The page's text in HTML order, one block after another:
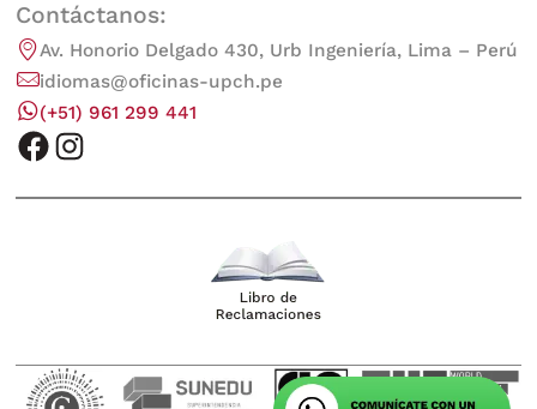
Contáctanos:
Av. Honorio Delgado 430, Urb Ingeniería, Lima – Perú
idiomas@oficinas-upch.pe
(+51) 961 299 441
facebook instagram